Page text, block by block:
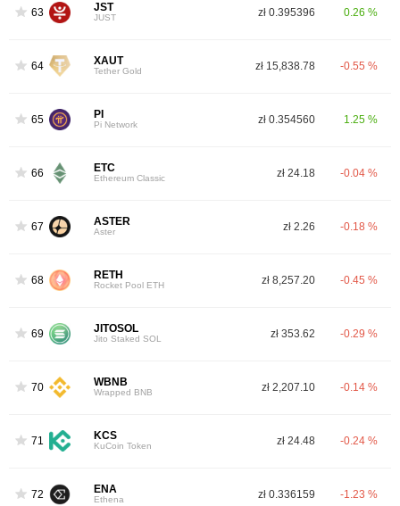
63 JST
JUST zł 0.395396 0.26 %
64 XAUT
Tether Gold zł 15,838.78 -0.55 %
65 PI
Pi Network zł 0.354560 1.25 %
66 ETC
Ethereum Classic zł 24.18 -0.04 %
67 ASTER
Aster zł 2.26 -0.18 %
68 RETH
Rocket Pool ETH zł 8,257.20 -0.45 %
69 JITOSOL
Jito Staked SOL zł 353.62 -0.29 %
70 WBNB
Wrapped BNB zł 2,207.10 -0.14 %
71 KCS
KuCoin Token zł 24.48 -0.24 %
72 ENA
Ethena zł 0.336159 -1.23 %